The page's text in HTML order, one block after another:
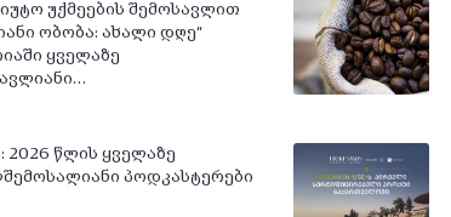
უქმეების შემოსავლით
ობობა: ახალი დღე“
ყველაზე
2026 წლის ყველაზე
პოდკასტერები